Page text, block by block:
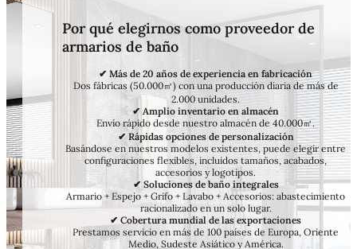
Por qué elegirnos como proveedor de
armarios de baño
✔ Más de 20 años de experiencia en fabricación
Dos fábricas (50.000㎡) con una producción diaria de más de
2.000 unidades.
✔ Amplio inventario en almacén
Envío rápido desde nuestro almacén de 40.000㎡.
✔ Rápidas opciones de personalización
Basándose en nuestros modelos existentes, puede elegir entre
configuraciones flexibles, incluidos tamaños, acabados,
accesorios y logotipos.
✔ Soluciones de baño integrales
Armario + Espejo + Grifo + Lavabo + Accesorios: abastecimiento
racionalizado en un solo lugar.
✔ Cobertura mundial de las exportaciones
Prestamos servicio en más de 100 países de Europa, Oriente
Medio, Sudeste Asiático y América.